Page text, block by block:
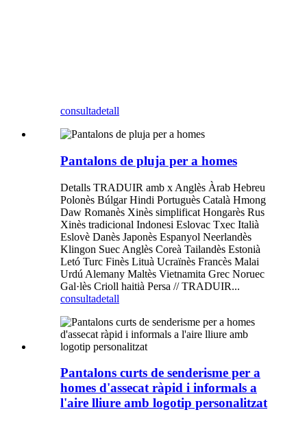
consultadetall
Pantalons de pluja per a homes
Detalls TRADUIR amb x Anglès Àrab Hebreu
Polonès Búlgar Hindi Portuguès Català Hmong
Daw Romanès Xinès simplificat Hongarès Rus
Xinès tradicional Indonesi Eslovac Txec Italià
Eslovè Danès Japonès Espanyol Neerlandès
Klingon Suec Anglès Coreà Tailandès Estonià
Letó Turc Finès Lituà Ucraïnès Francès Malai
Urdú Alemany Maltès Vietnamita Grec Noruec
Gal·lès Crioll haitià Persa // TRADUIR...
consultadetall
Pantalons curts de senderisme per a
homes d'assecat ràpid i informals a
l'aire lliure amb logotip personalitzat